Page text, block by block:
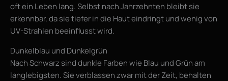
oft ein Leben lang. Selbst nach Jahrzehnten bleibt sie
erkennbar, da sie tiefer in die Haut eindringt und wenig von
UV-Strahlen beeinflusst wird.
Dunkelblau und Dunkelgrün
Nach Schwarz sind dunkle Farben wie Blau und Grün am
langlebigsten. Sie verblassen zwar mit der Zeit, behalten